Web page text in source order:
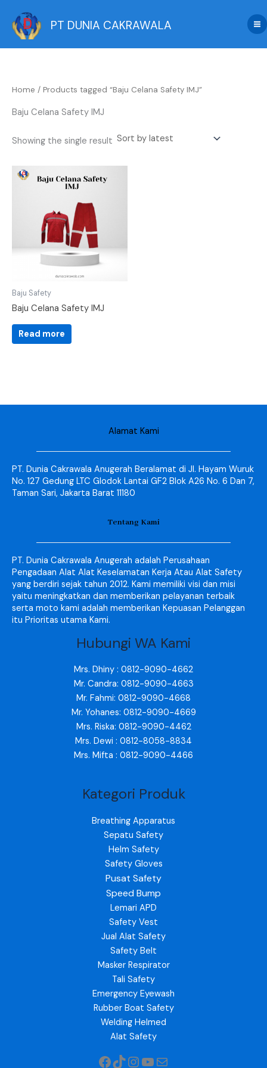
content
PT DUNIA CAKRAWALA
Home / Products tagged “Baju Celana Safety IMJ”
Baju Celana Safety IMJ
Showing the single result
Baju Safety
Baju Celana Safety IMJ
Read more
Alamat Kami
PT. Dunia Cakrawala Anugerah Beralamat di Jl. Hayam Wuruk
No. 127 Gedung LTC Glodok Lantai GF2 Blok A26 No. 6 Dan 7,
Taman Sari, Jakarta Barat 11180
Tentang Kami
PT. Dunia Cakrawala Anugerah adalah Perusahaan
Pengadaan Alat Alat Keselamatan Kerja Atau Alat Safety
yang berdiri sejak tahun 2012. Kami memiliki visi dan misi
yaitu meningkatkan dan memberikan pelayanan terbaik
serta moto kami adalah memberikan Kepuasan Pelanggan
itu Prioritas utama Kami.
Hubungi WA Kami
Mrs. Dhiny : 0812-9090-4662
Mr. Candra: 0812-9090-4663
Mr. Fahmi: 0812-9090-4668
Mr. Yohanes: 0812-9090-4669
Mrs. Riska: 0812-9090-4462
Mrs. Dewi : 0812-8058-8834
Mrs. Mifta : 0812-9090-4466
Kategori Produk
Breathing Apparatus
Sepatu Safety
Helm Safety
Safety Gloves
Pusat Safety
Speed Bump
Lemari APD
Safety Vest
Jual Alat Safety
Safety Belt
Masker Respirator
Tali Safety
Emergency Eyewash
Rubber Boat Safety
Welding Helmed
Alat Safety